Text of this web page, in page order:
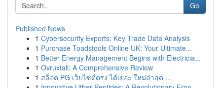
Go
Published News
1 Cybersecurity Exports: Key Trade Data Analysis
1 Purchase Toadstools Online UK: Your Ultimate...
1 Better Energy Management Begins with Electricia...
1 Ovruxtali: A Comprehensive Review
1 สล็อต PG เว็บไซต์ตรง ได้เยอะ ใหม่ล่าสุด ...